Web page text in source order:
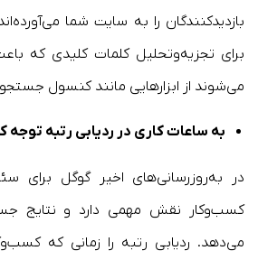
بازدیدکنندگان را به سایت شما
برای تجزیه‌وتحلیل کلمات کلیدی که
می‌شوند از ابزارهایی مانند کنسول
به ساعات کاری در ردیابی رتبه توجه
در به‌روزرسانی‌های اخیر گوگل برای
کسب‌وکار نقش مهمی دارد و نتایج
می‌دهد. ردیابی رتبه را زمانی که